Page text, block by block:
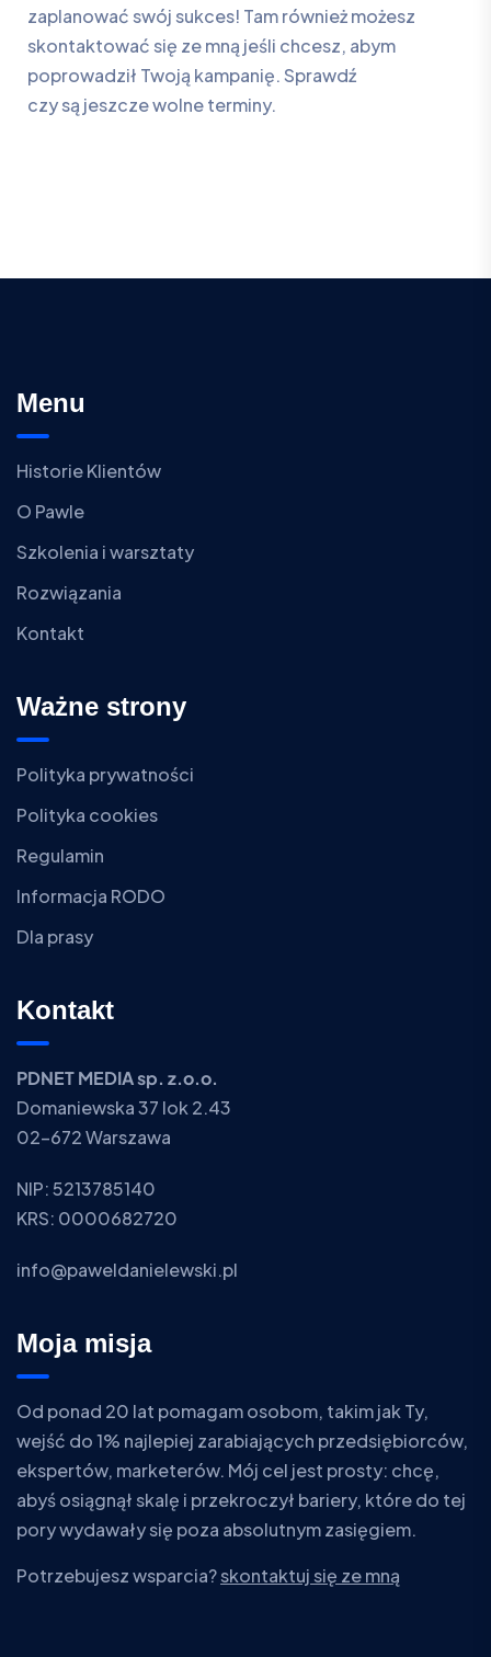
zaplanować swój sukces! Tam również możesz
skontaktować się ze mną jeśli chcesz, abym
poprowadził Twoją kampanię. Sprawdź
czy są jeszcze wolne terminy.
Menu
Historie Klientów
O Pawle
Szkolenia i warsztaty
Rozwiązania
Kontakt
Ważne strony
Polityka prywatności
Polityka cookies
Regulamin
Informacja RODO
Dla prasy
Kontakt
PDNET MEDIA sp. z.o.o.
Domaniewska 37 lok 2.43
02-672 Warszawa
NIP: 5213785140
KRS: 0000682720
info@paweldanielewski.pl
Moja misja
Od ponad 20 lat pomagam osobom, takim jak Ty,
wejść do 1% najlepiej zarabiających przedsiębiorców,
ekspertów, marketerów. Mój cel jest prosty: chcę,
abyś osiągnął skalę i przekroczył bariery, które do tej
pory wydawały się poza absolutnym zasięgiem.
Potrzebujesz wsparcia?skontaktuj się ze mną